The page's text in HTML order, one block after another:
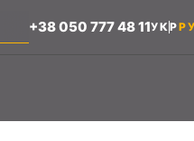
+38 050 777 48 11УКР